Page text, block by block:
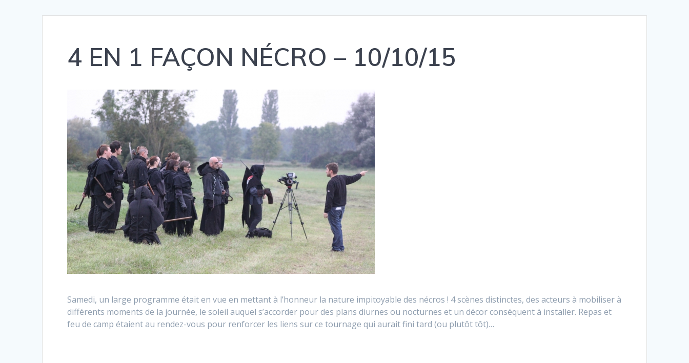
4 EN 1 FAÇON NÉCRO – 10/10/15
Samedi, un large programme était en vue en mettant à l’honneur la nature impitoyable des nécros ! 4 scènes distinctes, des acteurs à mobiliser à
différents moments de la journée, le soleil auquel s’accorder pour des plans diurnes ou nocturnes et un décor conséquent à installer. Repas et
feu de camp étaient au rendez-vous pour renforcer les liens sur ce tournage qui aurait fini tard (ou plutôt tôt)…